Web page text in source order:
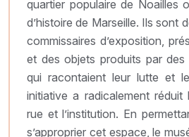
quartier populaire de Noailles
d’histoire de Marseille. Ils sont
commissaires d’exposition,
et des objets produits par des
qui racontaient leur lutte et
initiative a radicalement
rue et l’institution. En
s’approprier cet espace, le